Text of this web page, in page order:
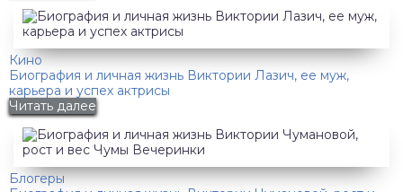
Кино
Биография и личная жизнь Виктории Лазич, ее муж,
карьера и успех актрисы
Читать далее
Блогеры